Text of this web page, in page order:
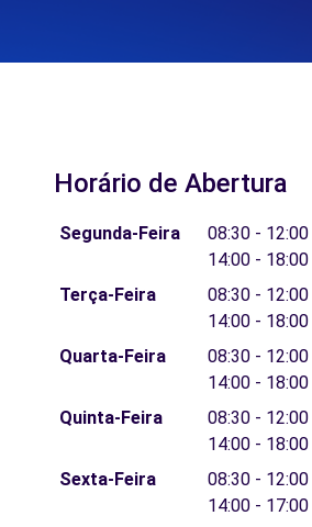
Horário de Abertura
Segunda-Feira
08:30 - 12:00
14:00 - 18:00
Terça-Feira
08:30 - 12:00
14:00 - 18:00
Quarta-Feira
08:30 - 12:00
14:00 - 18:00
Quinta-Feira
08:30 - 12:00
14:00 - 18:00
Sexta-Feira
08:30 - 12:00
14:00 - 17:00